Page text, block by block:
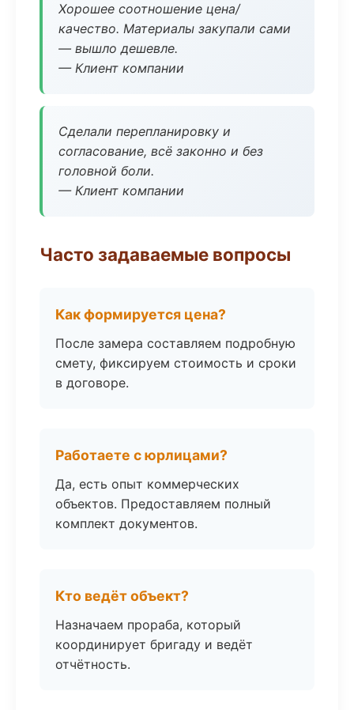
Хорошее соотношение цена/
качество. Материалы закупали сами
— вышло дешевле.
— Клиент компании
Сделали перепланировку и
согласование, всё законно и без
головной боли.
— Клиент компании
Часто задаваемые вопросы
Как формируется цена?
После замера составляем подробную
смету, фиксируем стоимость и сроки
в договоре.
Работаете с юрлицами?
Да, есть опыт коммерческих
объектов. Предоставляем полный
комплект документов.
Кто ведёт объект?
Назначаем прораба, который
координирует бригаду и ведёт
отчётность.